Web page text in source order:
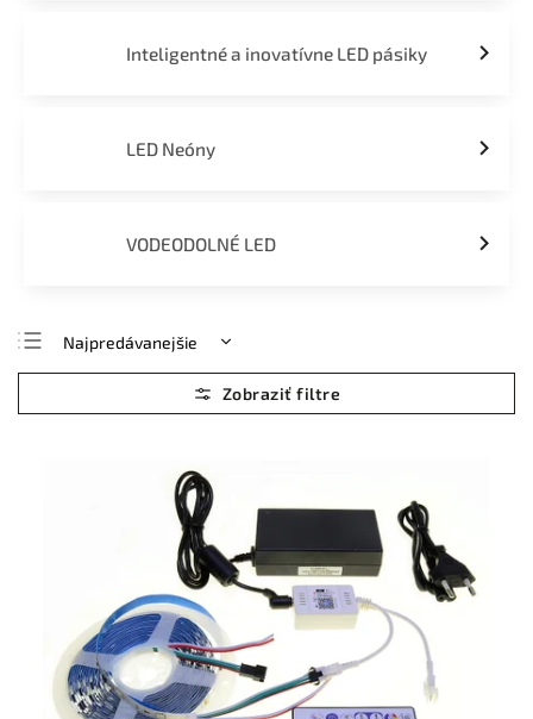
Inteligentné a inovatívne LED pásiky
LED Neóny
VODEODOLNÉ LED
Najpredávanejšie
Najlacnejšie
Najdrahšie